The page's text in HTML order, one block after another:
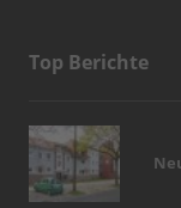
Top Berichte